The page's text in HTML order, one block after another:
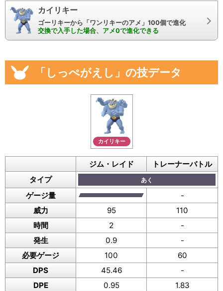
カイリキー
ゴーリキーから「ワンリキーのアメ」100個で進化
交換で入手した場合、アメ0で進化できる
「しっぺがえし」の技データ
カイリキー
ジム・レイド
トレーナーバトル
タイプ
あく
ゲージ量
-
威力
95
110
時間
2
-
発生
0.9
-
必要ゲージ
100
60
DPS
45.46
-
DPE
0.95 1.83